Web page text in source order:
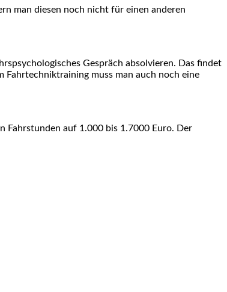
man diesen noch nicht für einen anderen
Gespräch absolvieren. Das findet
Fahrtechniktraining muss man auch noch eine
Fahrstunden auf 1.000 bis 1.7000 Euro. Der